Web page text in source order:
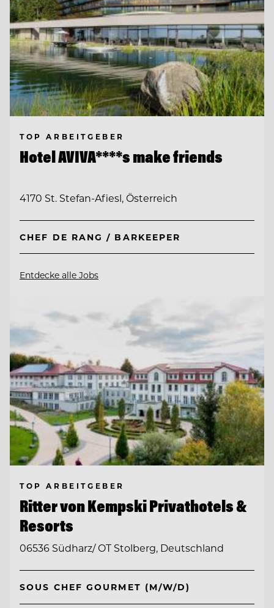
TOP ARBEITGEBER
Hotel AVIVA****s make friends
4170 St. Stefan-Afiesl, Österreich
CHEF DE RANG / BARKEEPER
Entdecke alle Jobs
TOP ARBEITGEBER
Ritter von Kempski Privathotels &
Resorts
06536 Südharz/ OT Stolberg, Deutschland
SOUS CHEF GOURMET (M/W/D)